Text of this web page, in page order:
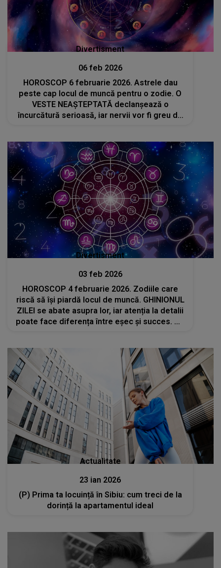
Divertisment
06 feb 2026
HOROSCOP 6 februarie 2026. Astrele dau
peste cap locul de muncă pentru o zodie. O
VESTE NEAȘTEPTATĂ declanșează o
încurcătură serioasă, iar nervii vor fi greu de
Divertisment
03 feb 2026
HOROSCOP 4 februarie 2026. Zodiile care
riscă să își piardă locul de muncă. GHINIONUL
ZILEI se abate asupra lor, iar atenția la detalii
poate face diferența între eșec și succes. UN
Actualitate
23 ian 2026
(P) Prima ta locuință în Sibiu: cum treci de la
dorință la apartamentul ideal